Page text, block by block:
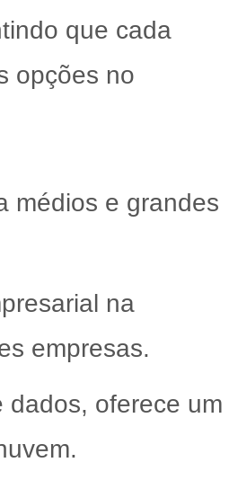
que cada
opções no
médios e grandes
na
empresas.
dados, oferece um